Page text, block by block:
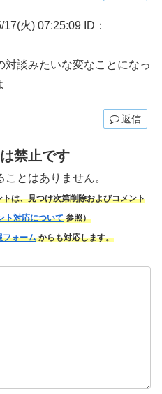
17(火) 07:25:09 ID：
談みたいな変なことになっ
返信
禁止です
とはありません。
は、見つけ次第削除およびコメント
ト対応について参照）
フォームからも対応します。